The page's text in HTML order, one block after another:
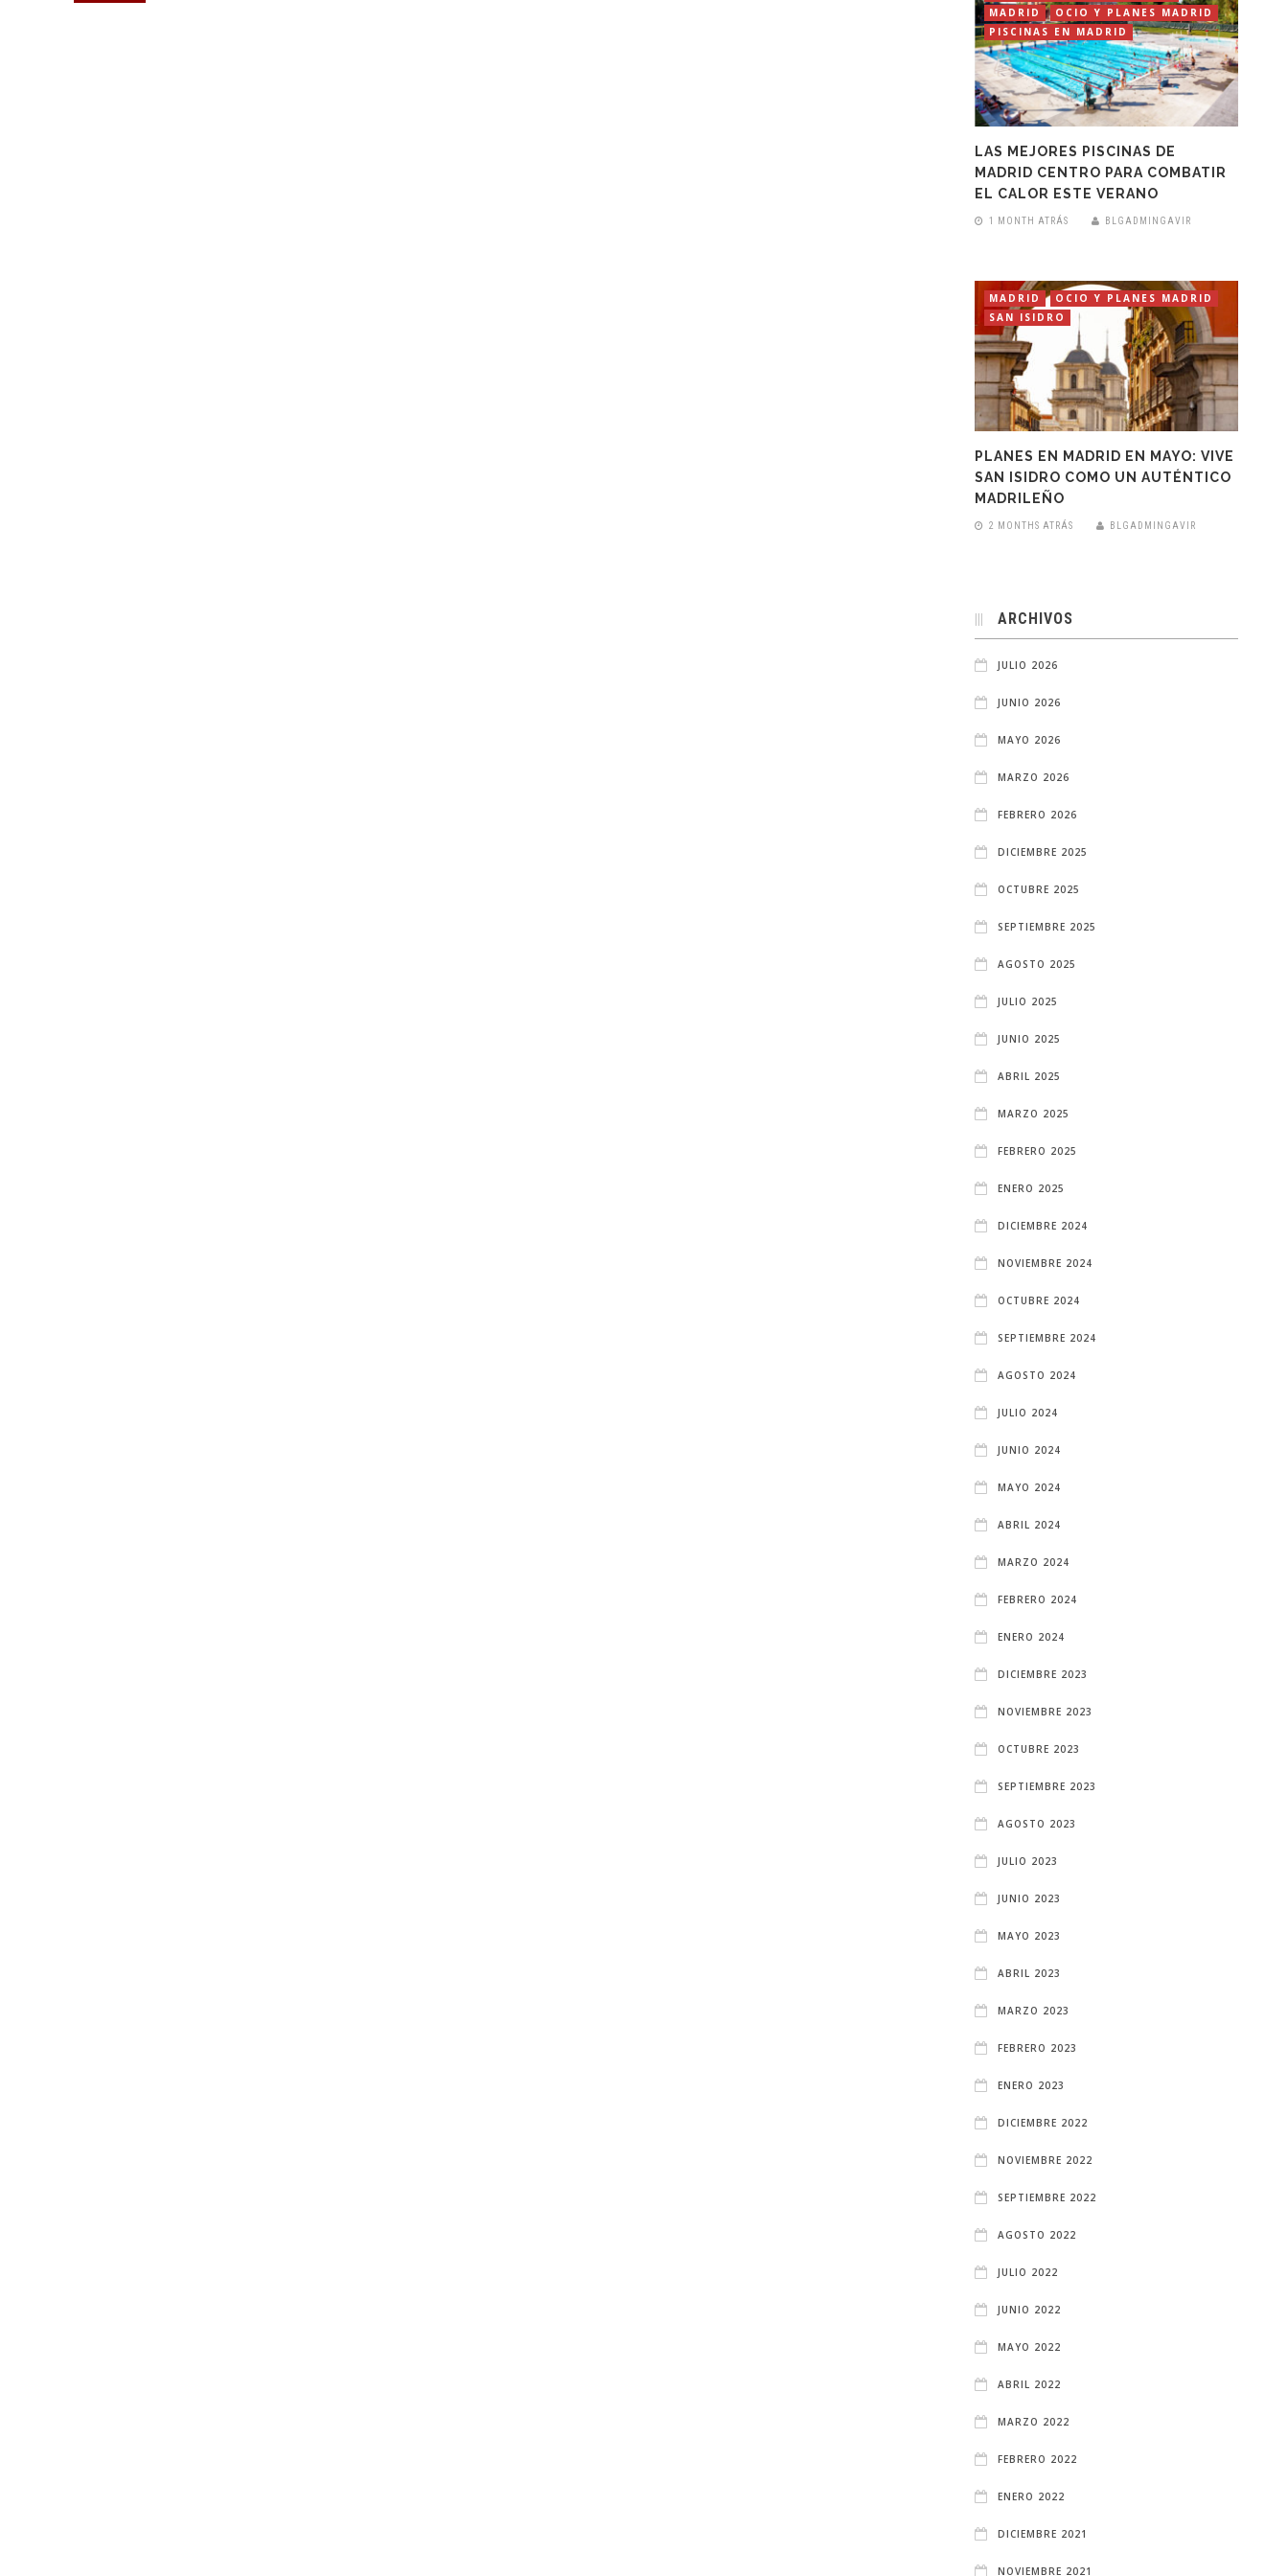
MADRID
OCIO Y PLANES MADRID
PISCINAS EN MADRID
LAS MEJORES PISCINAS DE
MADRID CENTRO PARA COMBATIR
EL CALOR ESTE VERANO
1 MONTH ATRÁS BLGADMINGAVIR
MADRID
OCIO Y PLANES MADRID
SAN ISIDRO
PLANES EN MADRID EN MAYO: VIVE
SAN ISIDRO COMO UN AUTÉNTICO
MADRILEÑO
2 MONTHS ATRÁS BLGADMINGAVIR
ARCHIVOS
JULIO 2026
JUNIO 2026
MAYO 2026
MARZO 2026
FEBRERO 2026
DICIEMBRE 2025
OCTUBRE 2025
SEPTIEMBRE 2025
AGOSTO 2025
JULIO 2025
JUNIO 2025
ABRIL 2025
MARZO 2025
FEBRERO 2025
ENERO 2025
DICIEMBRE 2024
NOVIEMBRE 2024
OCTUBRE 2024
SEPTIEMBRE 2024
AGOSTO 2024
JULIO 2024
JUNIO 2024
MAYO 2024
ABRIL 2024
MARZO 2024
FEBRERO 2024
ENERO 2024
DICIEMBRE 2023
NOVIEMBRE 2023
OCTUBRE 2023
SEPTIEMBRE 2023
AGOSTO 2023
JULIO 2023
JUNIO 2023
MAYO 2023
ABRIL 2023
MARZO 2023
FEBRERO 2023
ENERO 2023
DICIEMBRE 2022
NOVIEMBRE 2022
SEPTIEMBRE 2022
AGOSTO 2022
JULIO 2022
JUNIO 2022
MAYO 2022
ABRIL 2022
MARZO 2022
FEBRERO 2022
ENERO 2022
DICIEMBRE 2021
NOVIEMBRE 2021